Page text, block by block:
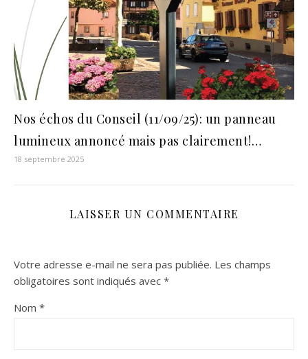
Nos échos du Conseil (11/09/25): un panneau
lumineux annoncé mais pas clairement!…
18 septembre 2025
LAISSER UN COMMENTAIRE
Votre adresse e-mail ne sera pas publiée. Les champs
obligatoires sont indiqués avec *
Nom *